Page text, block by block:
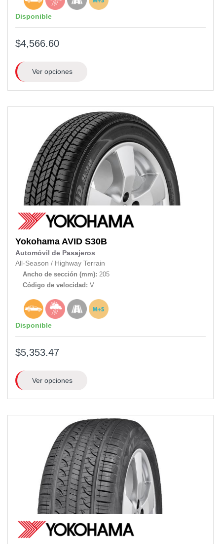
Disponible
$4,566.60
Ver opciones
Yokohama AVID S30B
Automóvil de Pasajeros
All-Season / Highway Terrain
Ancho de sección (mm): 205
Código de velocidad: V
Disponible
$5,353.47
Ver opciones